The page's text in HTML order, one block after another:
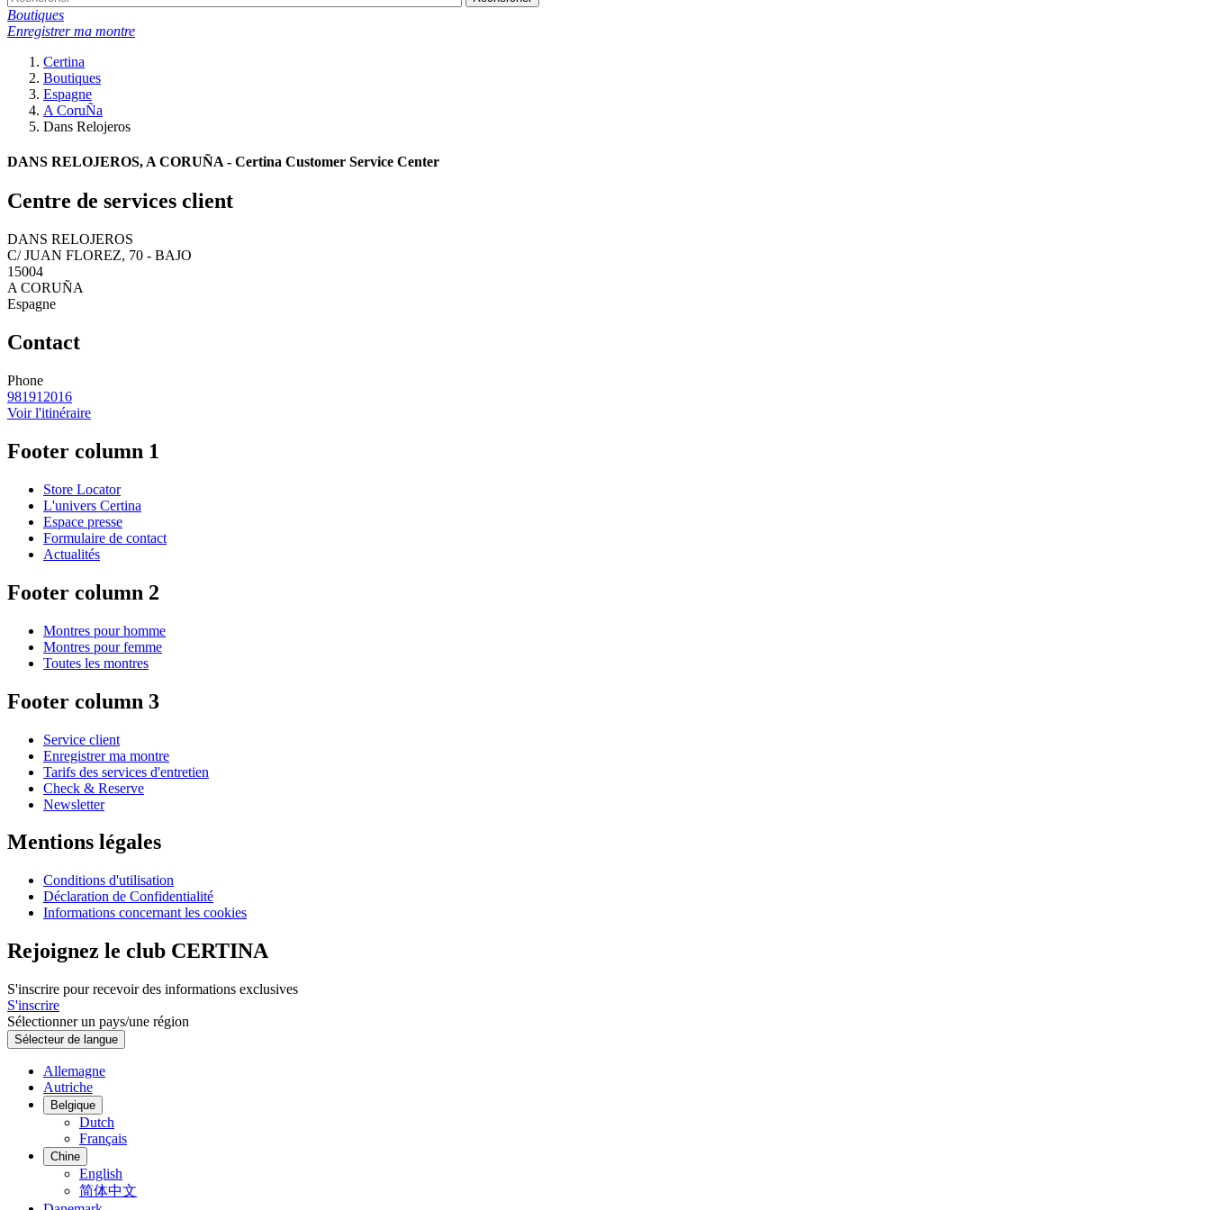
Boutiques
Enregistrer ma montre
Certina
Boutiques
Espagne
A CoruÑa
Dans Relojeros
DANS RELOJEROS, A CORUÑA - Certina Customer Service Center
Centre de services client
DANS RELOJEROS
C/ JUAN FLOREZ, 70 - BAJO
15004
A CORUÑA
Espagne
Contact
Phone
981912016
Voir l'itinéraire
Footer column 1
Store Locator
L'univers Certina
Espace presse
Formulaire de contact
Actualités
Footer column 2
Montres pour homme
Montres pour femme
Toutes les montres
Footer column 3
Service client
Enregistrer ma montre
Tarifs des services d'entretien
Check & Reserve
Newsletter
Mentions légales
Conditions d'utilisation
Déclaration de Confidentialité
Informations concernant les cookies
Rejoignez le club CERTINA
S'inscrire pour recevoir des informations exclusives
S'inscrire
Sélectionner un pays/une région
Sélecteur de langue
Allemagne
Autriche
Belgique
Dutch
Français
Chine
English
简体中文